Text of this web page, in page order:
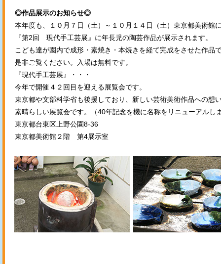
◎作品展示のお知らせ◎
本年度も、１０月７日（土）～１０月１４日（土）東京都美術館
『第2回 現代手工芸展』に年長児の陶芸作品が展示されます。
こども達が園内で成形・素焼き・本焼きを経て完成をさせた作品
是非ご覧ください。入場は無料です。
『現代手工芸展』・・・
今年で開催４２回目を迎える展覧会です。
東京都や文部科学省も後援しており、新しい芸術美術作品への想
素晴らしい展覧会です。（40年記念を機に名称をリニューアルし
東京都台東区上野公園8-36
東京都美術館２階 第4展示室